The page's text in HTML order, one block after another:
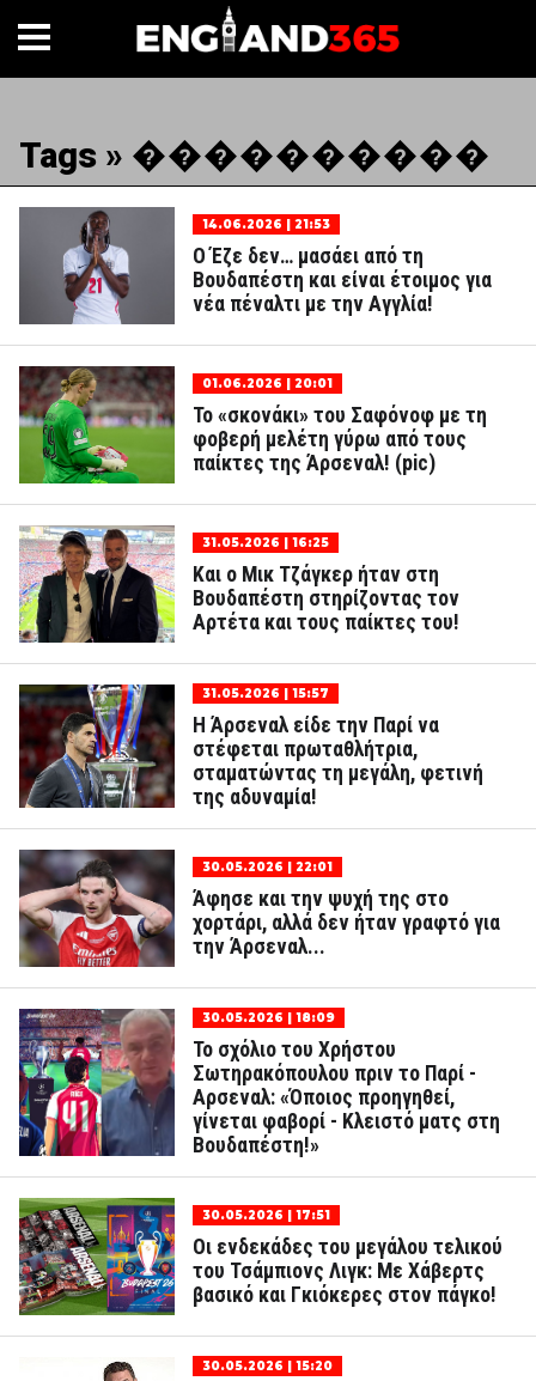
Tags » ����������
14.06.2026 | 21:53
Ο Έζε δεν… μασάει από τη
Βουδαπέστη και είναι έτοιμος για
νέα πέναλτι με την Αγγλία!
01.06.2026 | 20:01
Το «σκονάκι» του Σαφόνοφ με τη
φοβερή μελέτη γύρω από τους
παίκτες της Άρσεναλ! (pic)
31.05.2026 | 16:25
Και ο Μικ Τζάγκερ ήταν στη
Βουδαπέστη στηρίζοντας τον
Αρτέτα και τους παίκτες του!
31.05.2026 | 15:57
Η Άρσεναλ είδε την Παρί να
στέφεται πρωταθλήτρια,
σταματώντας τη μεγάλη, φετινή
της αδυναμία!
30.05.2026 | 22:01
Άφησε και την ψυχή της στο
χορτάρι, αλλά δεν ήταν γραφτό για
την Άρσεναλ...
30.05.2026 | 18:09
Το σχόλιο του Χρήστου
Σωτηρακόπουλου πριν το Παρί -
Αρσεναλ: «Όποιος προηγηθεί,
γίνεται φαβορί - Κλειστό ματς στη
Βουδαπέστη!»
30.05.2026 | 17:51
Οι ενδεκάδες του μεγάλου τελικού
του Τσάμπιονς Λιγκ: Με Χάβερτς
βασικό και Γκιόκερες στον πάγκο!
30.05.2026 | 15:20